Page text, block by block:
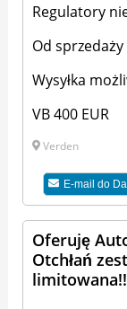
Regulatory
Od
Wysyłka
VB 400 EUR
Verden
E-mail do
Oferuję
Otchłań
limitowana!!